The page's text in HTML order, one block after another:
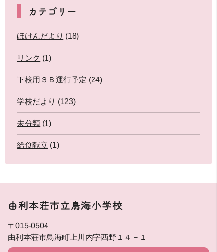
カテゴリー
ほけんだより (18)
リンク (1)
下校用ＳＢ運行予定 (24)
学校だより (123)
未分類 (1)
給食献立 (1)
由利本荘市立鳥海小学校
〒015-0504
由利本荘市鳥海町上川内字西野１４－１